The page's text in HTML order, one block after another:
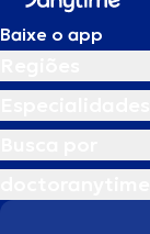
Baixe o app